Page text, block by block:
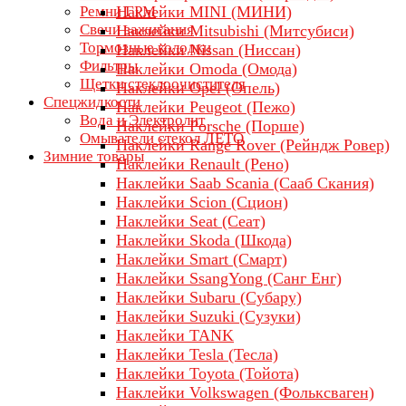
Ремни ГРМ
Свечи зажигания
Тормозные колодки
Фильтры
Щетки стеклоочистителя
Спецжидкости
Вода и Электролит
Омыватели стекол ЛЕТО
Зимние товары
Наклейки MINI (МИНИ)
Наклейки Mitsubishi (Митсубиси)
Наклейки Nissan (Ниссан)
Наклейки Omoda (Омода)
Наклейки Opel (Опель)
Наклейки Peugeot (Пежо)
Наклейки Porsche (Порше)
Наклейки Range Rover (Рейндж Ровер)
Наклейки Renault (Рено)
Наклейки Saab Scania (Сааб Скания)
Наклейки Scion (Сцион)
Наклейки Seat (Сеат)
Наклейки Skoda (Шкода)
Наклейки Smart (Смарт)
Наклейки SsangYong (Санг Енг)
Наклейки Subaru (Субару)
Наклейки Suzuki (Сузуки)
Наклейки TANK
Наклейки Tesla (Тесла)
Наклейки Toyota (Тойота)
Наклейки Volkswagen (Фольксваген)